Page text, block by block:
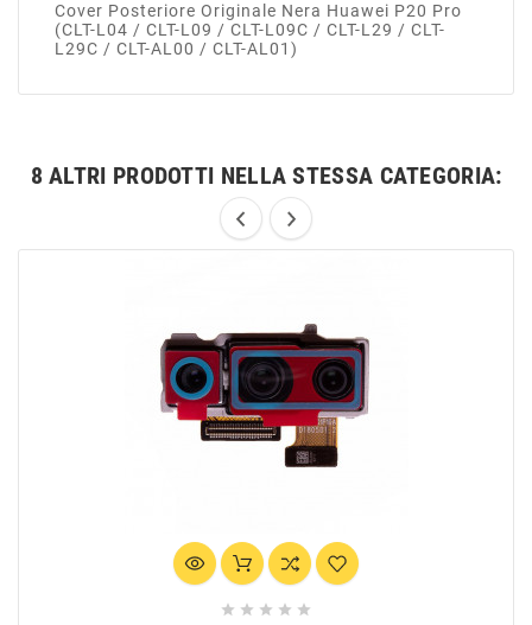
Cover Posteriore Originale Nera Huawei P20 Pro
(CLT-L04 / CLT-L09 / CLT-L09C / CLT-L29 / CLT-
L29C / CLT-AL00 / CLT-AL01)
8 ALTRI PRODOTTI NELLA STESSA CATEGORIA:
    